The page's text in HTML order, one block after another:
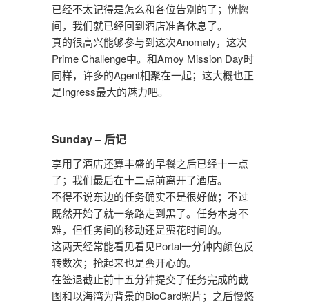
已经不太记得是怎么和各位告别的了；恍惚
间，我们就已经回到酒店准备休息了。
真的很高兴能够参与到这次Anomaly，这次
Prime Challenge中。和Amoy Mission Day时
同样，许多的Agent相聚在一起；这大概也正
是Ingress最大的魅力吧。
Sunday – 后记
享用了酒店还算丰盛的早餐之后已经十一点
了；我们最后在十二点前离开了酒店。
不得不说东边的任务确实不是很好做；不过
既然开始了就一条路走到黑了。任务本身不
难，但任务间的移动还是蛮花时间的。
这两天经常能看见看见Portal一分钟内颜色反
转数次；抢起来也是蛮开心的。
在签退截止前十五分钟提交了任务完成的截
图和以海湾为背景的BioCard照片；之后慢悠